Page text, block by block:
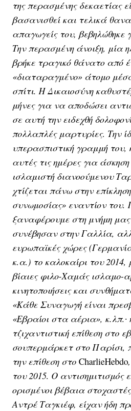
της περασμένης δεκαετίας
βασανισθεί και τελικά
απαγωγείς του, βεβηλώθηκε
Την περασμένη άνοιξη, μία
βρήκε τραγικό θάνατο από
«διαταραγμένο» άτομο
σπίτι. Η Δικαιοσύνη
μήνες για να αποδώσει
σε αυτή την ειδεχθή
πολλαπλές μαρτυρίες. Την
υπερασπιστική γραμμή
αυτές τις ημέρες για
ισλαμιστή διανοούμενου
χτίζεται πάνω στην
συνωμοσίας» εναντίον του.
ξαναφέρουμε στη μνήμη
συνέβησαν στην Γαλλία,
ευρωπαϊκές χώρες
κ.α.) το καλοκαίρι του 2014,
βίαιες φιλο-Χαμάς ισλαμο-
κινητοποιήσεις και
«Κάθε Συναγωγή είναι
«Εβραίοι στα αέρια», κ.λπ.∙
τζιχαντιστική επίθεση στο
σουπερμάρκετ στο Παρίσι,
την επίθεση στο CharlieHebdo
του 2015. Ο αντισημιτισμός
ορισμένοι βέβαια
Αντρέ Ταγκιέφ, είχαν ήδη